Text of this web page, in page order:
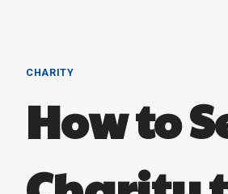
CHARITY
How to